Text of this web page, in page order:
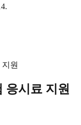
원
응시료 지원